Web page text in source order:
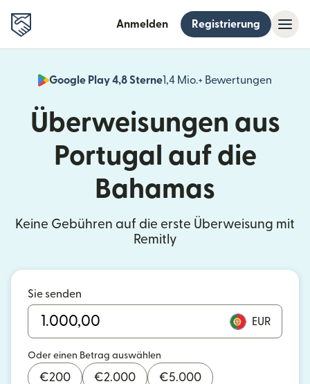
Anmelden Registrierung
Google Play 4,8 Sterne1,4 Mio.+ Bewertungen
Überweisungen aus
Portugal auf die
Bahamas
Keine Gebühren auf die erste Überweisung mit
Remitly
Sie senden
EUR
Oder einen Betrag auswählen
€200 €2.000 €5.000